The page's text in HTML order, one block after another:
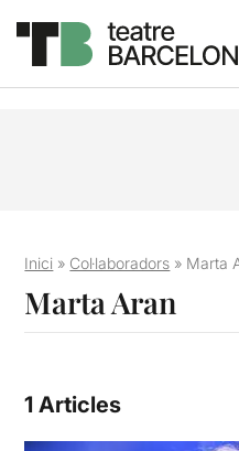
Inici » Col·laboradors » Marta
Marta Aran
1 Articles